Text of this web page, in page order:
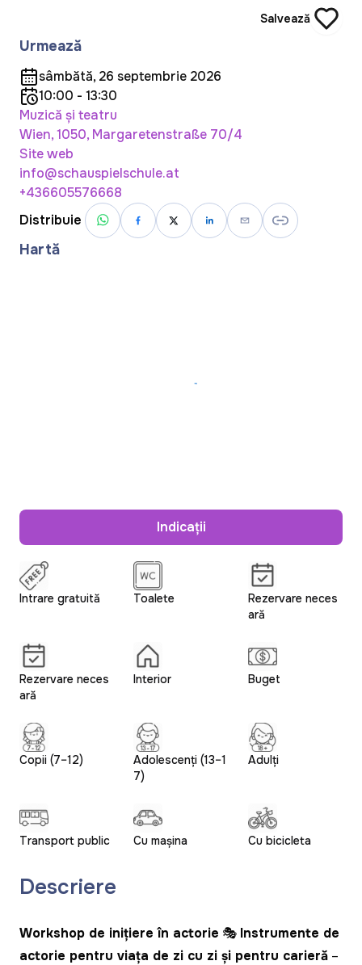
Intrare gratuită Toalete
Rezervare neces
ară
Rezervare neces
ară
Interior Buget
Copii (7–12)
Adolescenți (13–1
7)
Adulți
Transport public Cu mașina Cu bicicleta
Descriere
Workshop de inițiere în actorie 🎭 Instrumente de
actorie pentru viața de zi cu zi și pentru carieră –
Salvează
Urmează
sâmbătă, 26 septembrie 2026
10:00 - 13:30
Muzică și teatru
Wien, 1050, Margaretenstraße 70/4
Site web
info@schauspielschule.at
+436605576668
Distribuie
Hartă
Indicații